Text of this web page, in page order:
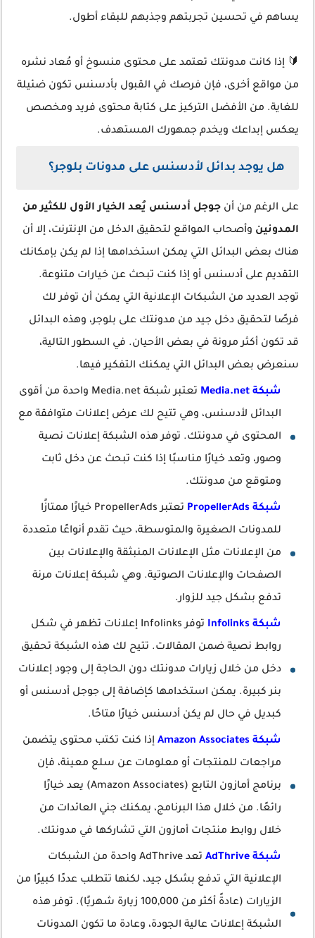
يساهم في تحسين تجربتهم وجذبهم للبقاء أطول.
🔰 إذا كانت مدونتك تعتمد على محتوى منسوخ أو مُعاد نشره
من مواقع أخرى، فإن فرصك في القبول بأدسنس تكون ضئيلة
للغاية. من الأفضل التركيز على كتابة محتوى فريد ومخصص
يعكس إبداعك ويخدم جمهورك المستهدف.
هل يوجد بدائل لأدسنس على مدونات بلوجر؟
على الرغم من أن جوجل أدسنس يُعد الخيار الأول للكثير من
المدونين وأصحاب المواقع لتحقيق الدخل من الإنترنت، إلا أن
هناك بعض البدائل التي يمكن استخدامها إذا لم يكن بإمكانك
التقديم على أدسنس أو إذا كنت تبحث عن خيارات متنوعة.
توجد العديد من الشبكات الإعلانية التي يمكن أن توفر لك
فرصًا لتحقيق دخل جيد من مدونتك على بلوجر، وهذه البدائل
قد تكون أكثر مرونة في بعض الأحيان. في السطور التالية،
سنعرض بعض البدائل التي يمكنك التفكير فيها.
شبكة Media.net
تعتبر شبكة Media.net واحدة من أقوى
البدائل لأدسنس، وهي تتيح لك عرض إعلانات متوافقة مع
المحتوى في مدونتك. توفر هذه الشبكة إعلانات نصية
وصور، وتعد خيارًا مناسبًا إذا كنت تبحث عن دخل ثابت
ومتوقع من مدونتك.
شبكة PropellerAds
تعتبر PropellerAds خيارًا ممتازًا
للمدونات الصغيرة والمتوسطة، حيث تقدم أنواعًا متعددة
من الإعلانات مثل الإعلانات المنبثقة والإعلانات بين
الصفحات والإعلانات الصوتية. وهي شبكة إعلانات مرنة
تدفع بشكل جيد للزوار.
شبكة Infolinks
توفر Infolinks إعلانات تظهر في شكل
روابط نصية ضمن المقالات. تتيح لك هذه الشبكة تحقيق
دخل من خلال زيارات مدونتك دون الحاجة إلى وجود إعلانات
بنر كبيرة. يمكن استخدامها كإضافة إلى جوجل أدسنس أو
كبديل في حال لم يكن أدسنس خيارًا متاحًا.
شبكة Amazon Associates
إذا كنت تكتب محتوى يتضمن
مراجعات للمنتجات أو معلومات عن سلع معينة، فإن
برنامج أمازون التابع (Amazon Associates) يعد خيارًا
رائعًا. من خلال هذا البرنامج، يمكنك جني العائدات من
خلال روابط منتجات أمازون التي تشاركها في مدونتك.
شبكة AdThrive
تعد AdThrive واحدة من الشبكات
الإعلانية التي تدفع بشكل جيد، لكنها تتطلب عددًا كبيرًا من
الزيارات (عادةً أكثر من 100,000 زيارة شهريًا). توفر هذه
الشبكة إعلانات عالية الجودة، وعادة ما تكون المدونات